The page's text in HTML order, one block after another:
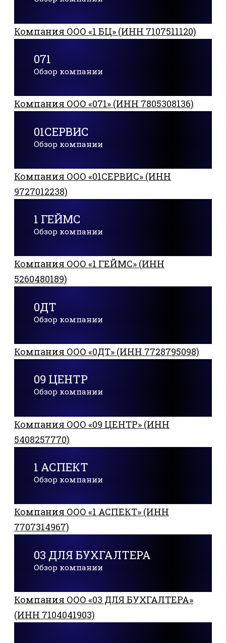
Компания ООО «1 БЦ» (ИНН 7107511120)
071
Обзор компании
Компания ООО «071» (ИНН 7805308136)
01СЕРВИС
Обзор компании
Компания ООО «01СЕРВИС» (ИНН
9727012238)
1 ГЕЙМС
Обзор компании
Компания ООО «1 ГЕЙМС» (ИНН
5260480189)
0ДТ
Обзор компании
Компания ООО «0ДТ» (ИНН 7728795098)
09 ЦЕНТР
Обзор компании
Компания ООО «09 ЦЕНТР» (ИНН
5408257770)
1 АСПЕКТ
Обзор компании
Компания ООО «1 АСПЕКТ» (ИНН
7707314967)
03 ДЛЯ БУХГАЛТЕРА
Обзор компании
Компания ООО «03 ДЛЯ БУХГАЛТЕРА»
(ИНН 7104041903)